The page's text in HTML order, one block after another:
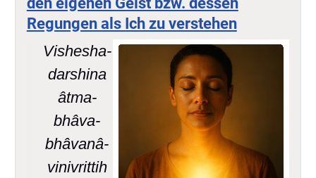
Regungen als Ich zu verstehen
Vishesha-
darshina
âtma-
bhâva-
bhâvanâ-
vinivrittih